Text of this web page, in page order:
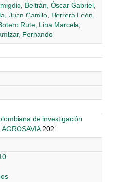
Beltrán, Óscar Gabriel
Juan Camilo Herrera León,
Rute, Lina Marcela
Fernando
de investigación
2021